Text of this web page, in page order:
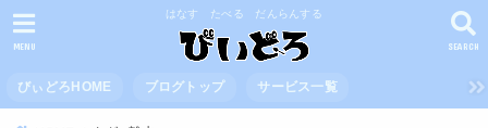
はなす たべる だんらんする
SEARCH
MENU
びぃどろHOME ブログトップ サービス一覧